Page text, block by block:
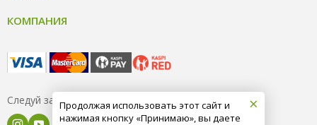
КОМПАНИЯ
Следуй за нами ×
Продолжая использовать этот сайт и
нажимая кнопку «Принимаю», вы даете